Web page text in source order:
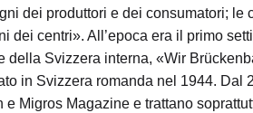
dei produttori e dei consumatori;
dei centri». All’epoca era il primo
della Svizzera interna, «Wir
in Svizzera romanda nel 1944. Dal
Migros Magazine e trattano